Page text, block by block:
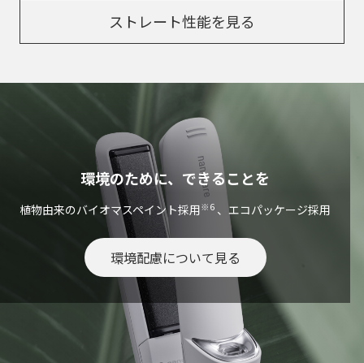
ストレート性能を見る
環境のために、できることを
植物由来のバイオマスペイント採用※6 、エコパッケージ採用
環境配慮について見る